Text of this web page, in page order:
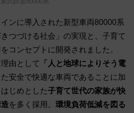
ンに導入された新型車両80000系
つづける社会」の実現と、子育て
コンセプトに開発されました。
由として
「人と地球によりそう電
安全で快適な車両であることに加
じめとした子育て世代の家族が快
を多く採用。 環境負荷低減を図る